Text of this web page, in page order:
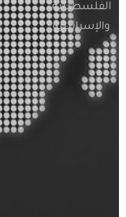
الفلسطينية
والإسرائيلية